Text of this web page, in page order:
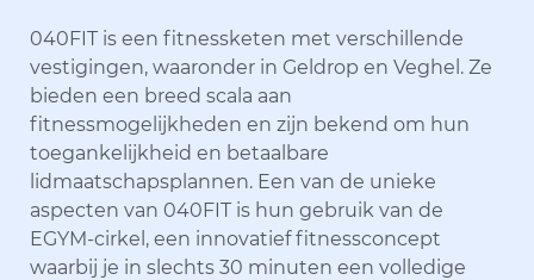
040FIT is een fitnessketen met verschillende
vestigingen, waaronder in Geldrop en Veghel. Ze
bieden een breed scala aan
fitnessmogelijkheden en zijn bekend om hun
toegankelijkheid en betaalbare
lidmaatschapsplannen. Een van de unieke
aspecten van 040FIT is hun gebruik van de
EGYM-cirkel, een innovatief fitnessconcept
waarbij je in slechts 30 minuten een volledige